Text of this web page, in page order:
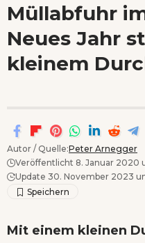
Müllabfuhr
Neues Jahr
kleinem
Autor / Quelle:Peter Arnegger
Veröffentlicht 8. Januar 2020
Update 30. November 2023
Mit einem kleinen